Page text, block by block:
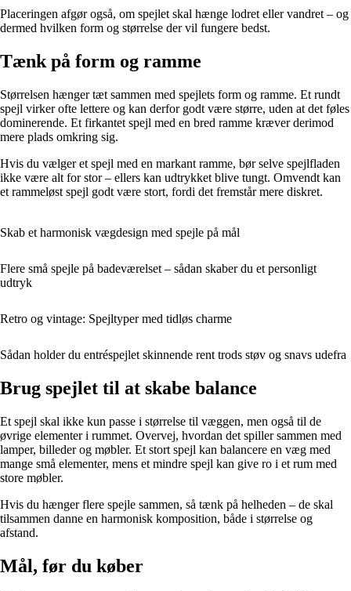
Placeringen afgør også, om spejlet skal hænge lodret eller vandret – og
dermed hvilken form og størrelse der vil fungere bedst.
Tænk på form og ramme
Størrelsen hænger tæt sammen med spejlets form og ramme. Et rundt
spejl virker ofte lettere og kan derfor godt være større, uden at det føles
dominerende. Et firkantet spejl med en bred ramme kræver derimod
mere plads omkring sig.
Hvis du vælger et spejl med en markant ramme, bør selve spejlfladen
ikke være alt for stor – ellers kan udtrykket blive tungt. Omvendt kan
et rammeløst spejl godt være stort, fordi det fremstår mere diskret.
Skab et harmonisk vægdesign med spejle på mål
Flere små spejle på badeværelset – sådan skaber du et personligt
udtryk
Retro og vintage: Spejltyper med tidløs charme
Sådan holder du entréspejlet skinnende rent trods støv og snavs udefra
Brug spejlet til at skabe balance
Et spejl skal ikke kun passe i størrelse til væggen, men også til de
øvrige elementer i rummet. Overvej, hvordan det spiller sammen med
lamper, billeder og møbler. Et stort spejl kan balancere en væg med
mange små elementer, mens et mindre spejl kan give ro i et rum med
store møbler.
Hvis du hænger flere spejle sammen, så tænk på helheden – de skal
tilsammen danne en harmonisk komposition, både i størrelse og
afstand.
Mål, før du køber